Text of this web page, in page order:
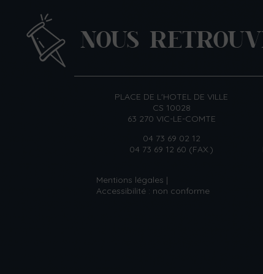
NOUS
PLACE DE L'HOTEL DE VILLE
CS 10028
63 270 VIC-LE-COMTE
04 73 69 02 12
04 73 69 12 60 (FAX.)
Mentions légales
Accessibilité : non conforme